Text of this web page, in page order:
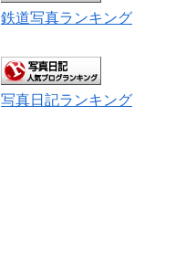
鉄道写真ランキング
写真日記ランキング